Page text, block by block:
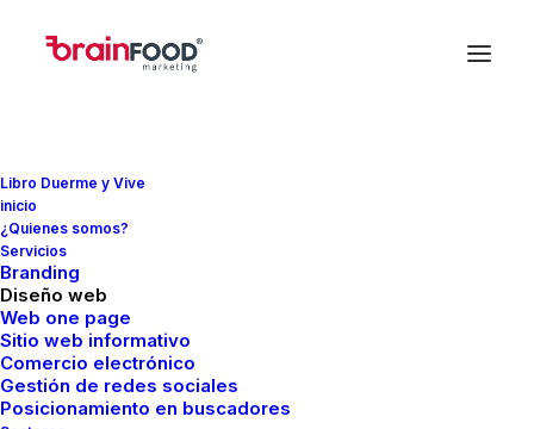
Libro Duerme y Vive
inicio
¿Quienes somos?
Servicios
Branding
Diseño web
Web one page
Sitio web informativo
Comercio electrónico
Gestión de redes sociales
Posicionamiento en buscadores